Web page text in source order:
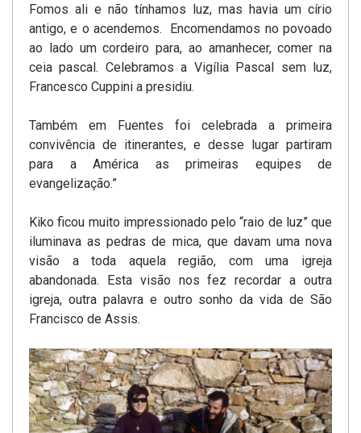
Fomos ali e não tínhamos luz, mas havia um círio
antigo, e o acendemos. Encomendamos no povoado
ao lado um cordeiro para, ao amanhecer, comer na
ceia pascal. Celebramos a Vigília Pascal sem luz,
Francesco Cuppini a presidiu.
Também em Fuentes foi celebrada a primeira
convivência de itinerantes, e desse lugar partiram
para a América as primeiras equipes de
evangelização.”
Kiko ficou muito impressionado pelo “raio de luz” que
iluminava as pedras de mica, que davam uma nova
visão a toda aquela região, com uma igreja
abandonada. Esta visão nos fez recordar a outra
igreja, outra palavra e outro sonho da vida de São
Francisco de Assis.